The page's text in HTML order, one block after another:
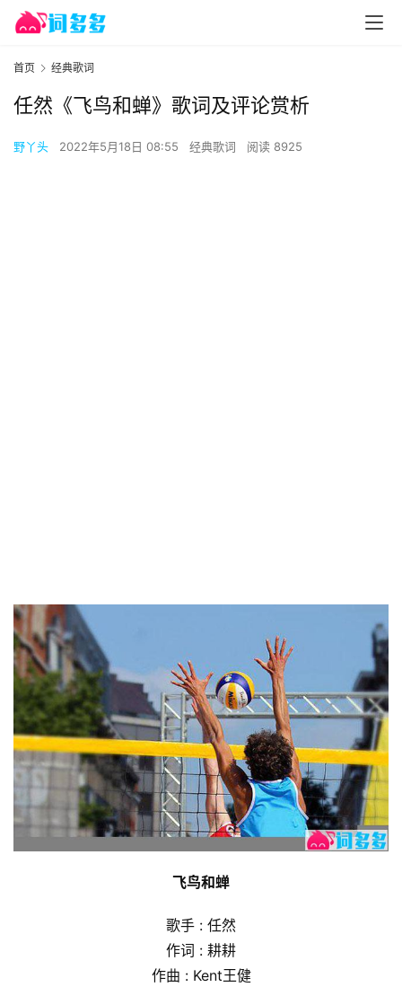
首页 经典歌词
任然《飞鸟和蝉》歌词及评论赏析
野丫头 2022年5月18日 08:55 经典歌词 阅读 8925
飞鸟和蝉
歌手 : 任然
作词 : 耕耕
作曲 : Kent王健